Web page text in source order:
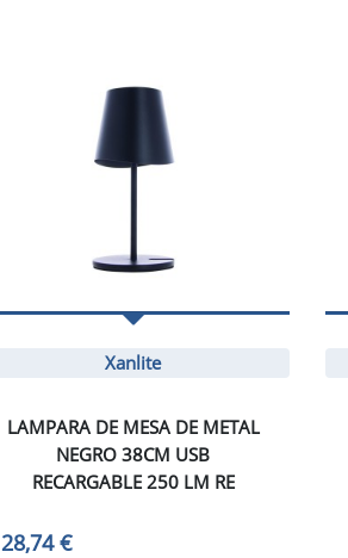
Xanlite
LAMPARA DE MESA DE METAL
NEGRO 38CM USB
RECARGABLE 250 LM RE
28,74 €